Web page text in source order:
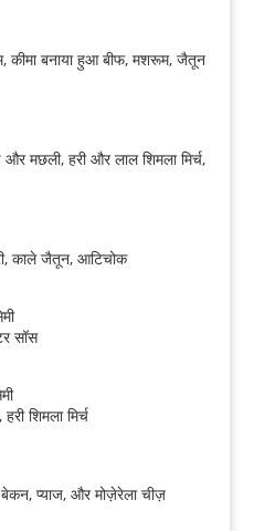
कीमा बनाया हुआ बीफ, मशरूम, जैतून
मछली, हरी और लाल शिमला मिर्च,
काले जैतून, आटिचोक
सॉस
शिमला मिर्च
प्याज, और मोज़ेरेला चीज़